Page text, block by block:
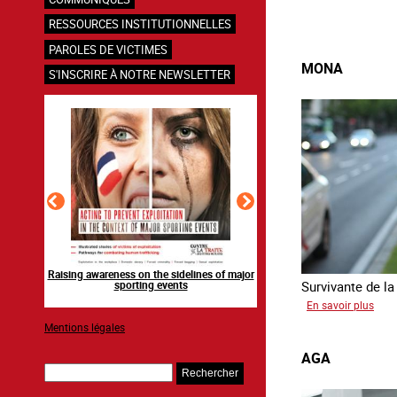
RESSOURCES INSTITUTIONNELLES
PAROLES DE VICTIMES
S'INSCRIRE À NOTRE NEWSLETTER
Raising awareness on the sidelines of major
sporting events
Agir contre l’exploitation
grands événements
Mentions légales
MONA
Survivante de
En savoir plus
AGA